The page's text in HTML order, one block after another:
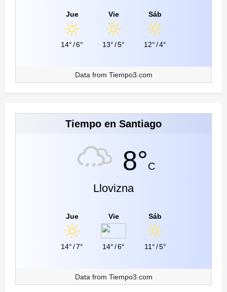
Jue
14°/6°
Vie
13°/5°
Sáb
12°/4°
Data from Tiempo3.com
Tiempo en Santiago
8°C
Llovizna
Jue
14°/7°
Vie
14°/6°
Sáb
11°/5°
Data from Tiempo3.com